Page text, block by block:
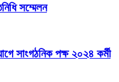
সম্মেলন
সাংগঠনিক পক্ষ ২০২৪ কর্মী